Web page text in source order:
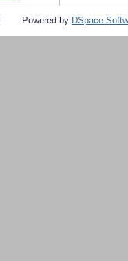
Powered by DSpace